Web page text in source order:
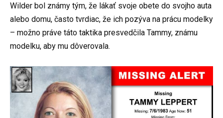
Wilder bol známy tým, že lákať svoje obete do svojho auta
alebo domu, často tvrdiac, že ich pozýva na prácu modelky
– možno práve táto taktika presvedčila Tammy, známu
modelku, aby mu dôverovala.